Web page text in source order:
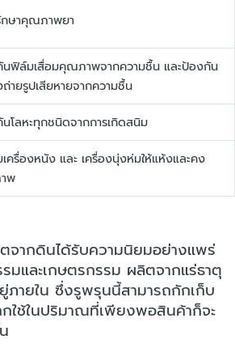
ษาคุณภาพยา
ฟิล์มเสื่อมคุณภาพจากความชื้น และป้องกัน
ายรูปเสียหายจากความชื้น
โลหะทุกชนิดจากการเกิดสนิม
ครื่องหนัง และ เครื่องนุ่งห่มให้แห้งและคง
พ
จากดินได้รับความนิยมอย่างแพร่
มและเกษตรกรรม ผลิตจากแร่ธาตุ
ายใน ซึ่งรูพรุนนี้สามารถกักเก็บ
ใช้ในปริมาณที่เพียงพอสินค้าก็จะ